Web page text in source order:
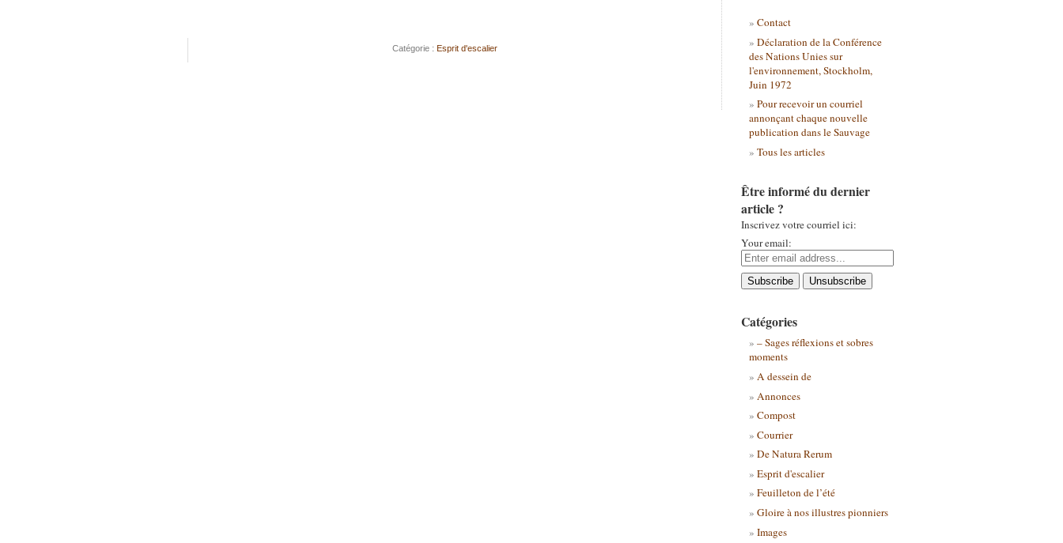
Catégorie : Esprit d'escalier
Contact
Déclaration de la Conférence
des Nations Unies sur
l'environnement, Stockholm,
Juin 1972
Pour recevoir un courriel
annonçant chaque nouvelle
publication dans le Sauvage
Tous les articles
Être informé du dernier
article ?
Inscrivez votre courriel ici:
Your email:
Catégories
– Sages réflexions et sobres
moments
A dessein de
Annonces
Compost
Courrier
De Natura Rerum
Esprit d'escalier
Feuilleton de l’été
Gloire à nos illustres pionniers
Images